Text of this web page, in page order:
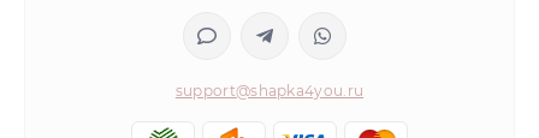
support@shapka4you.ru